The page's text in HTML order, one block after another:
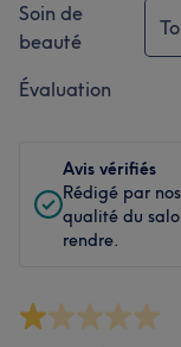
Soin de
beauté
Évaluation
Avis vérifiés
Rédigé par
qualité du
rendre.